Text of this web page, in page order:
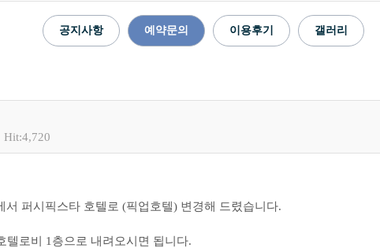
공지사항 예약문의 이용후기 갤러리
Hit:4,720
퍼시픽스타 호텔로 (픽업호텔) 변경해 드렸습니다.
텔로비 1층으로 내려오시면 됩니다.